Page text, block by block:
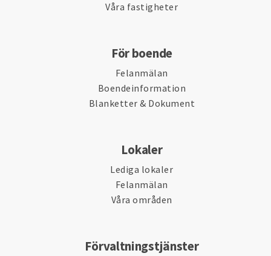
Våra fastigheter
För boende
Felanmälan
Boendeinformation
Blanketter & Dokument
Lokaler
Lediga lokaler
Felanmälan
Våra områden
Förvaltningstjänster